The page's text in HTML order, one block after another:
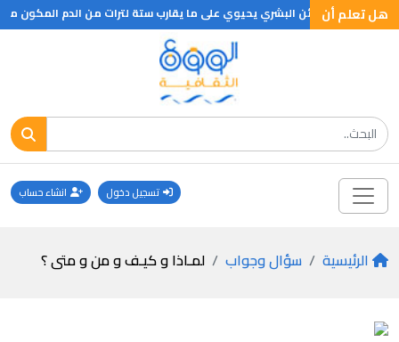
هل تعلم أن
من الفضلات في اليوم على شكل بول وبراز وثاني اكسيد الكربون الذي يخرج بالزفير والى حوالي 1/2 لتر ماء مع التنفس ولتر كامل عن طريق العرق غير الظاهر والانسان يتنفس خلال
تسجيل دخول انشاء حساب
الرئيسية سؤال وجواب لمـاذا و كيـف و من و متى ؟